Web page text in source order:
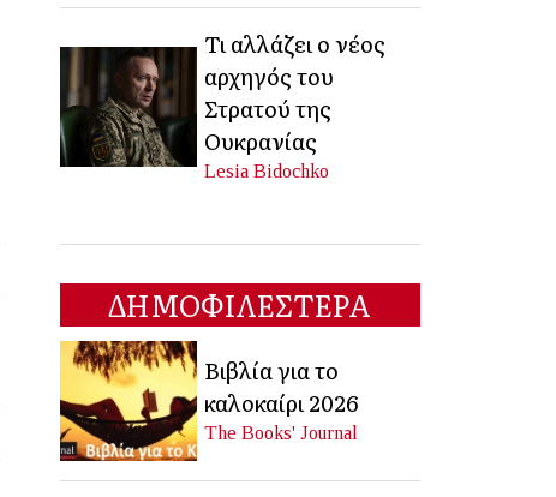
Τι αλλάζει ο νέος
αρχηγός του
Στρατού της
Ουκρανίας
Lesia Bidochko
ΔΗΜΟΦΙΛΕΣΤΕΡΑ
Βιβλία για το
καλοκαίρι 2026
The Books' Journal